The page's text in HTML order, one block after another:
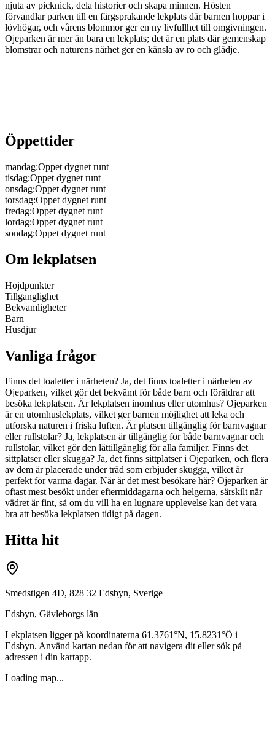
njuta av picknick, dela historier och skapa minnen. Hösten
förvandlar parken till en färgsprakande lekplats där barnen hoppar i
lövhögar, och vårens blommor ger en ny livfullhet till omgivningen.
Ojeparken är mer än bara en lekplats; det är en plats där gemenskap
blomstrar och naturens närhet ger en känsla av ro och glädje.
Öppettider
mandag:Oppet dygnet runt
tisdag:Oppet dygnet runt
onsdag:Oppet dygnet runt
torsdag:Oppet dygnet runt
fredag:Oppet dygnet runt
lordag:Oppet dygnet runt
sondag:Oppet dygnet runt
Om lekplatsen
Hojdpunkter
Tillganglighet
Bekvamligheter
Barn
Husdjur
Vanliga frågor
Finns det toaletter i närheten? Ja, det finns toaletter i närheten av
Ojeparken, vilket gör det bekvämt för både barn och föräldrar att
besöka lekplatsen. Är lekplatsen inomhus eller utomhus? Ojeparken
är en utomhuslekplats, vilket ger barnen möjlighet att leka och
utforska naturen i friska luften. Är platsen tillgänglig för barnvagnar
eller rullstolar? Ja, lekplatsen är tillgänglig för både barnvagnar och
rullstolar, vilket gör den lättillgänglig för alla familjer. Finns det
sittplatser eller skugga? Ja, det finns sittplatser i Ojeparken, och flera
av dem är placerade under träd som erbjuder skugga, vilket är
perfekt för varma dagar. När är det mest besökare här? Ojeparken är
oftast mest besökt under eftermiddagarna och helgerna, särskilt när
vädret är fint, så om du vill ha en lugnare upplevelse kan det vara
bra att besöka lekplatsen tidigt på dagen.
Hitta hit
Smedstigen 4D, 828 32 Edsbyn, Sverige
Edsbyn, Gävleborgs län
Lekplatsen ligger på koordinaterna 61.3761°N, 15.8231°Ö i
Edsbyn. Använd kartan nedan för att navigera dit eller sök på
adressen i din kartapp.
Loading map...